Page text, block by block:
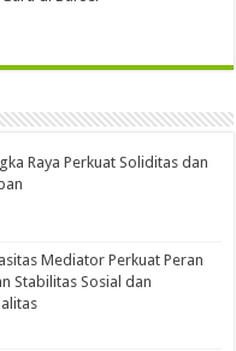
Raya Perkuat Soliditas dan
Mediator Perkuat Peran
Stabilitas Sosial dan